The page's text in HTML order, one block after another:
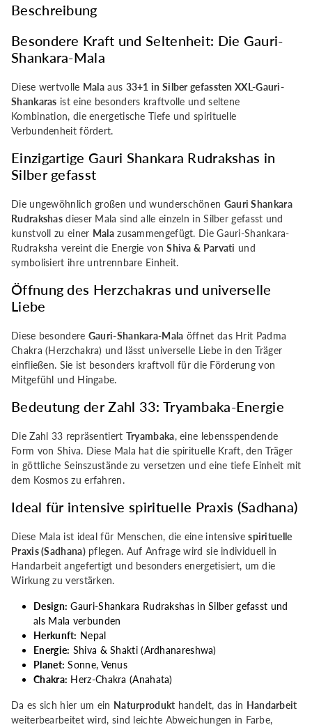
Gauri-
Shankaras
33+1
Gauri-
Shankaras
Beschreibung
Besondere Kraft und Seltenheit: Die Gauri-
Shankara-Mala
Diese wertvolle Mala aus 33+1 in Silber gefassten XXL-Gauri-
Shankaras ist eine besonders kraftvolle und seltene
Kombination, die energetische Tiefe und spirituelle
Verbundenheit fördert.
Einzigartige Gauri Shankara Rudrakshas in
Silber gefasst
Die ungewöhnlich großen und wunderschönen Gauri Shankara
Rudrakshas dieser Mala sind alle einzeln in Silber gefasst und
kunstvoll zu einer Malazusammengefügt. Die Gauri-Shankara-
Rudraksha vereint die Energie vonShiva & Parvati und
symbolisiert ihre untrennbare Einheit.
Öffnung des Herzchakras und universelle
Liebe
Diese besondere Gauri-Shankara-Mala öffnet das Hrit Padma
Chakra (Herzchakra) und lässt universelle Liebe in den Träger
einfließen. Sie ist besonders kraftvoll für die Förderung von
Mitgefühl und Hingabe.
Bedeutung der Zahl 33: Tryambaka-Energie
Die Zahl 33 repräsentiert Tryambaka, eine lebensspendende
Form von Shiva. Diese Mala hat die spirituelle Kraft, den Träger
in göttliche Seinszustände zu versetzen und eine tiefe Einheit mit
dem Kosmos zu erfahren.
Ideal für intensive spirituelle Praxis (Sadhana)
Diese Mala ist ideal für Menschen, die eine intensivespirituelle
Praxis (Sadhana)pflegen. Auf Anfrage wird sie individuell in
Handarbeit angefertigt und besonders energetisiert, um die
Wirkung zu verstärken.
Design: Gauri-Shankara Rudrakshas in Silber gefasst und
als Mala verbunden
Herkunft: Nepal
Energie: Shiva & Shakti (Ardhanareshwa)
Planet: Sonne, Venus
Chakra: Herz-Chakra (Anahata)
Da es sich hier um ein Naturprodukt handelt, das in Handarbeit
weiterbearbeitet wird, sind leichte Abweichungen in Farbe,